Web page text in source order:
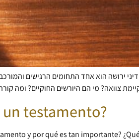
ירושה הוא אחד התחומים הרגישים
un testamento?
y por qué es tan importante?